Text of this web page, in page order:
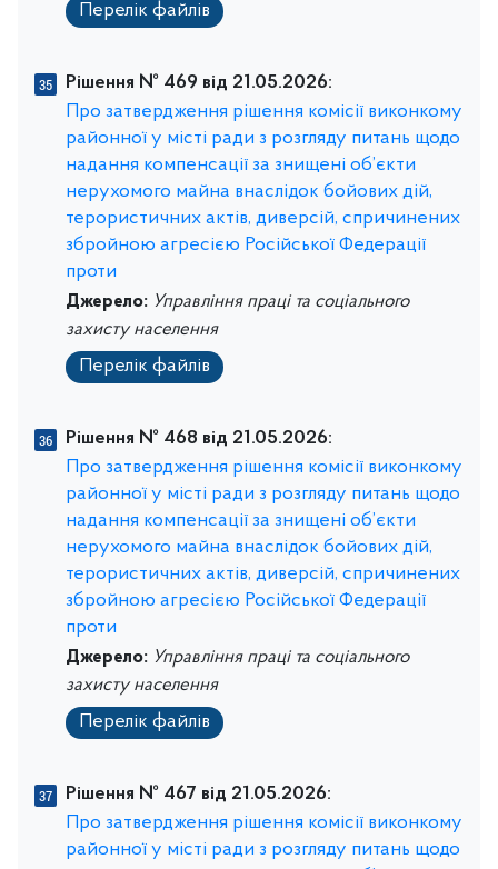
Перелік файлів
Рішення № 469 від 21.05.2026:
Про затвердження рішення комісії виконкому
районної у місті ради з розгляду питань щодо
надання компенсації за знищені об’єкти
нерухомого майна внаслідок бойових дій,
терористичних актів, диверсій, спричинених
збройною агресією Російської Федерації
проти
Джерело: Управління праці та соціального
захисту населення
Перелік файлів
Рішення № 468 від 21.05.2026:
Про затвердження рішення комісії виконкому
районної у місті ради з розгляду питань щодо
надання компенсації за знищені об’єкти
нерухомого майна внаслідок бойових дій,
терористичних актів, диверсій, спричинених
збройною агресією Російської Федерації
проти
Джерело: Управління праці та соціального
захисту населення
Перелік файлів
Рішення № 467 від 21.05.2026:
Про затвердження рішення комісії виконкому
районної у місті ради з розгляду питань щодо